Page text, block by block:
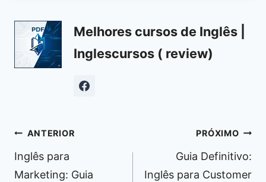
Melhores cursos de Inglês |
Inglescursos ( review)
Navegação
de
Post
ANTERIOR
Inglês para
Marketing: Guia
PRÓXIMO
Guia Definitivo:
Inglês para Customer